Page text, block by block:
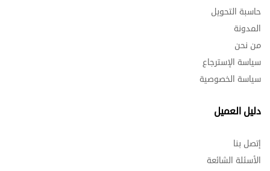
حاسبة التحويل
المدونة
من نحن
سياسة الإسترجاع
سياسة الخصوصية
دليل العميل
إتصل بنا
الأسئلة الشائعة